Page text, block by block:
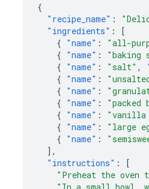
{
"recipe_name" :
"ingredients" :
[
{ "name" : "all-
{ "name" : "baking
{ "name" : "salt" ,
{ "name" :
{ "name" :
{ "name" : "packed
{ "name" : "vanilla
{ "name" : "large
{ "name" :
],
"instructions" :
[
"Preheat the oven